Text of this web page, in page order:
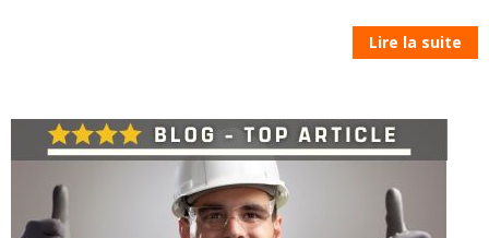
Lire la suite